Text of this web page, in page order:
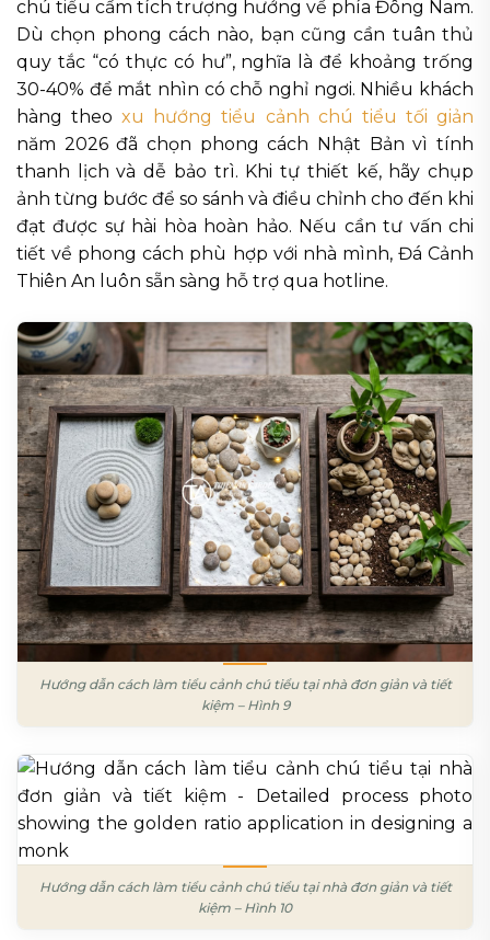
chú tiểu cầm tích trượng hướng về phía Đông Nam.
Dù chọn phong cách nào, bạn cũng cần tuân thủ
quy tắc “có thực có hư”, nghĩa là để khoảng trống
30-40% để mắt nhìn có chỗ nghỉ ngơi. Nhiều khách
hàng theoxu hướng tiểu cảnh chú tiểu tối giản
năm 2026 đã chọn phong cách Nhật Bản vì tính
thanh lịch và dễ bảo trì. Khi tự thiết kế, hãy chụp
ảnh từng bước để so sánh và điều chỉnh cho đến khi
đạt được sự hài hòa hoàn hảo. Nếu cần tư vấn chi
tiết về phong cách phù hợp với nhà mình, Đá Cảnh
Thiên An luôn sẵn sàng hỗ trợ qua hotline.
Hướng dẫn cách làm tiểu cảnh chú tiểu tại nhà đơn giản và tiết
kiệm – Hình 9
Hướng dẫn cách làm tiểu cảnh chú tiểu tại nhà đơn giản và tiết
kiệm – Hình 10